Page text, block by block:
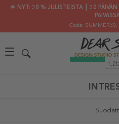
🌟 NYT: 30 % JULISTEISTA ┃ 30
Code: SUMMER30,